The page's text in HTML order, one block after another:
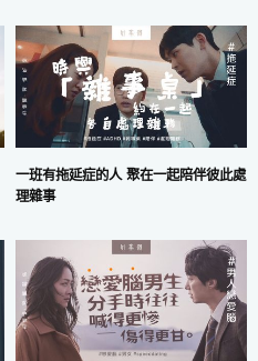
一班有拖延症的人 聚在一起陪伴彼此處
理雜事